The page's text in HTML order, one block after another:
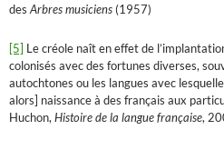
des Arbres musiciens (1957)
[5] Le créole naît en effet de
colonisés avec des fortunes diverses,
autochtones ou les langues avec
alors] naissance à des français aux
Huchon, Histoire de la langue française,